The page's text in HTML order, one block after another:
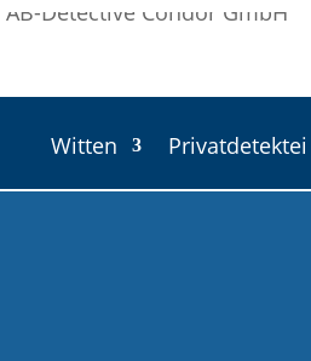
Witten Privatdetektei